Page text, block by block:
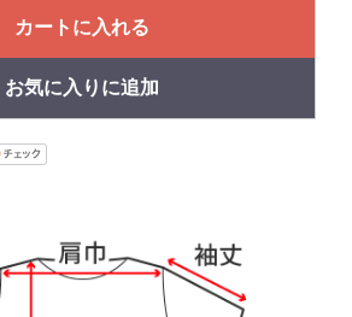
カートに入れる
お気に入りに追加